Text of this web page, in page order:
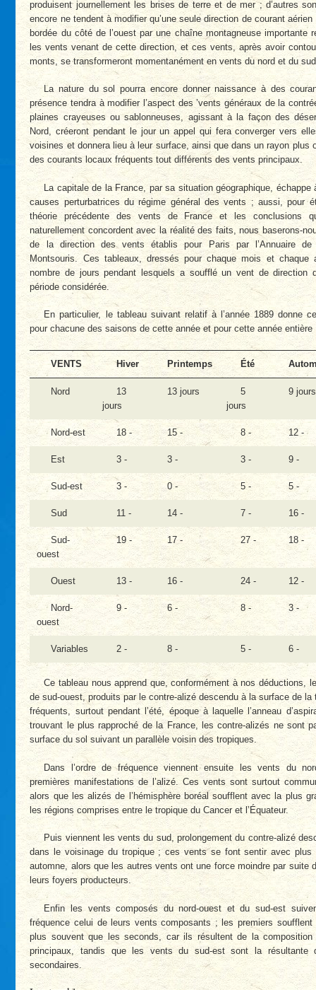
produisent journellement les brises de terre et de mer ; d’autres
encore ne tendent à modifier qu’une seule direction de courant
bordée du côté de l’ouest par une chaîne montagneuse importante
les vents venant de cette direction, et ces vents, après avoir
monts, se transformeront momentanément en vents du nord et du
La nature du sol pourra encore donner naissance à des
présence tendra à modifier l’aspect des ’vents généraux de la
plaines crayeuses ou sablonneuses, agissant à la façon des
Nord, créeront pendant le jour un appel qui fera converger vers
voisines et donnera lieu à leur surface, ainsi que dans un rayon plus
des courants locaux fréquents tout différents des vents principaux.
La capitale de la France, par sa situation géographique,
causes perturbatrices du régime général des vents ; aussi, pour
théorie précédente des vents de France et les conclusions
naturellement concordent avec la réalité des faits, nous baserons-
de la direction des vents établis pour Paris par l’Annuaire de
Montsouris. Ces tableaux, dressés pour chaque mois et chaque
nombre de jours pendant lesquels a soufflé un vent de direction
période considérée.
En particulier, le tableau suivant relatif à l’année 1889 donne
pour chacune des saisons de cette année et pour cette année entière
VENTS Hiver Printemps Été
Nord
13
jours
13 jours
5
jours
9 jours
Nord-est 18 - 15 - 8 - 12 -
Est 3 - 3 - 3 - 9 -
Sud-est 3 - 0 - 5 - 5 -
Sud 11 - 14 - 7 - 16 -
Sud-
ouest
19 - 17 - 27 - 18 -
Ouest 13 - 16 - 24 - 12 -
Nord-
ouest
9 - 6 - 8 - 3 -
Variables 2 - 8 - 5 - 6 -
Ce tableau nous apprend que, conformément à nos déductions,
de sud-ouest, produits par le contre-alizé descendu à la surface de
fréquents, surtout pendant l’été, époque à laquelle l’anneau
trouvant le plus rapproché de la France, les contre-alizés ne sont
surface du sol suivant un parallèle voisin des tropiques.
Dans l’ordre de fréquence viennent ensuite les vents du
premières manifestations de l’alizé. Ces vents sont surtout
alors que les alizés de l’hémisphère boréal soufflent avec la plus
les régions comprises entre le tropique du Cancer et l’Équateur.
Puis viennent les vents du sud, prolongement du contre-alizé
dans le voisinage du tropique ; ces vents se font sentir avec plus
automne, alors que les autres vents ont une force moindre par suite
leurs foyers producteurs.
Enfin les vents composés du nord-ouest et du sud-est
fréquence celui de leurs vents composants ; les premiers
plus souvent que les seconds, car ils résultent de la composition
principaux, tandis que les vents du sud-est sont la résultante
secondaires.